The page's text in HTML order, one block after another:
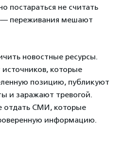
постараться не считать
— переживания мешают
новостные ресурсы.
которые
позицию, публикуют
и заражают тревогой.
отдать СМИ, которые
информацию.